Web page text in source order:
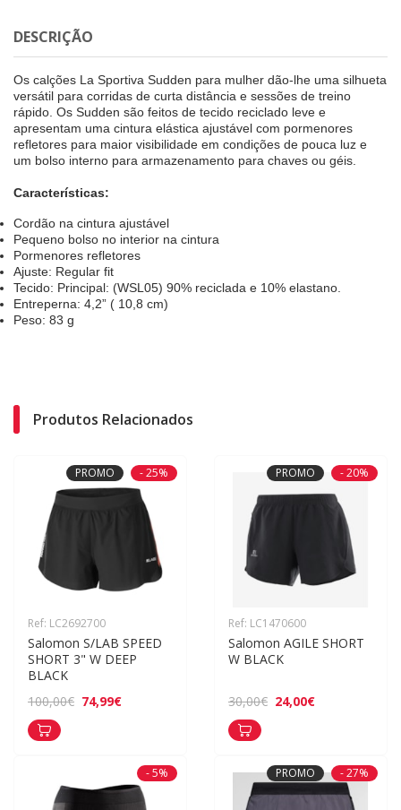
DESCRIÇÃO
Os calções La Sportiva Sudden para mulher dão-lhe uma silhueta
versátil para corridas de curta distância e sessões de treino
rápido. Os Sudden são feitos de tecido reciclado leve e
apresentam uma cintura elástica ajustável com pormenores
refletores para maior visibilidade em condições de pouca luz e
um bolso interno para armazenamento para chaves ou géis.
Características:
Cordão na cintura ajustável
Pequeno bolso no interior na cintura
Pormenores refletores
Ajuste: Regular fit
Tecido: Principal: (WSL05) 90% reciclada e 10% elastano.
Entreperna: 4,2” ( 10,8 cm)
Peso: 83 g
Produtos Relacionados
PROMO - 25%
Ref: LC2692700
Salomon S/LAB SPEED
SHORT 3" W DEEP
BLACK
100,00€ 74,99€
PROMO - 20%
Ref: LC1470600
Salomon AGILE SHORT
W BLACK
30,00€ 24,00€
- 5% PROMO - 27%